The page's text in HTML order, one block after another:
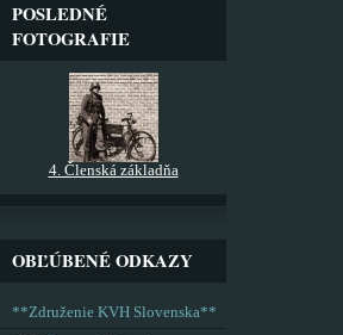
POSLEDNÉ
FOTOGRAFIE
4. Členská základňa
OBĽÚBENÉ ODKAZY
**Združenie KVH Slovenska**